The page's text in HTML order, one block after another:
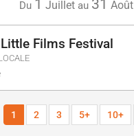
Du 1 Juillet au 31 Août
Films Festival
1 2 3 5+ 10+